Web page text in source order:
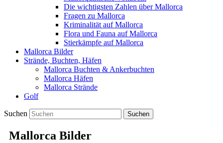
Die wichtigsten Zahlen über Mallorca
Fragen zu Mallorca
Kriminalität auf Mallorca
Flora und Fauna auf Mallorca
Stierkämpfe auf Mallorca
Mallorca Bilder
Strände, Buchten, Häfen
Mallorca Buchten & Ankerbuchten
Mallorca Häfen
Mallorca Strände
Golf
Suchen
Mallorca Bilder